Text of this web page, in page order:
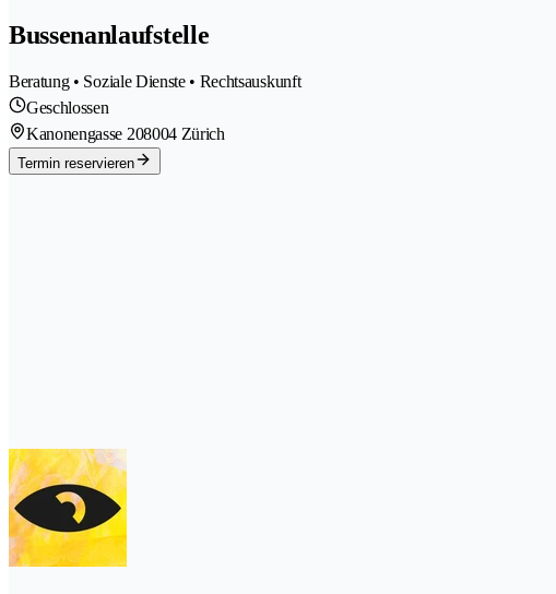
Bussenanlaufstelle
Beratung • Soziale Dienste • Rechtsauskunft
Geschlossen
Kanonengasse 208004 Zürich
Termin reservieren